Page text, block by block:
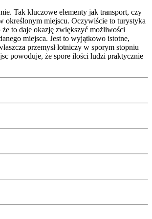
Tak kluczowe elementy jak transport, czy
określonym miejscu. Oczywiście to turystyka
to daje okazję zwiększyć możliwości
miejsca. Jest to wyjątkowo istotne,
przemysł lotniczy w sporym stopniu
powoduje, że spore ilości ludzi praktycznie